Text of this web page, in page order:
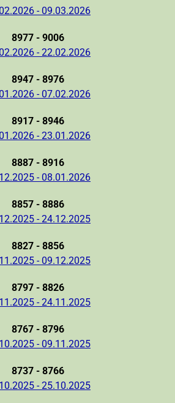
- 09.03.2026
8977 - 9006
- 22.02.2026
8947 - 8976
- 07.02.2026
8917 - 8946
- 23.01.2026
8887 - 8916
- 08.01.2026
8857 - 8886
- 24.12.2025
8827 - 8856
- 09.12.2025
8797 - 8826
- 24.11.2025
8767 - 8796
- 09.11.2025
8737 - 8766
- 25.10.2025